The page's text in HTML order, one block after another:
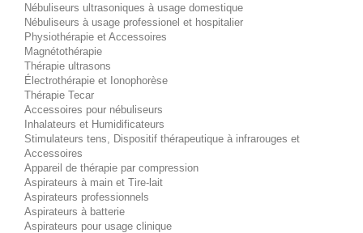
Nébuliseurs ultrasoniques à usage domestique
Nébuliseurs à usage professionel et hospitalier
Physiothérapie et Accessoires
Magnétothérapie
Thérapie ultrasons
Électrothérapie et Ionophorèse
Thérapie Tecar
Accessoires pour nébuliseurs
Inhalateurs et Humidificateurs
Stimulateurs tens, Dispositif thérapeutique à infrarouges et
Accessoires
Appareil de thérapie par compression
Aspirateurs à main et Tire-lait
Aspirateurs professionnels
Aspirateurs à batterie
Aspirateurs pour usage clinique